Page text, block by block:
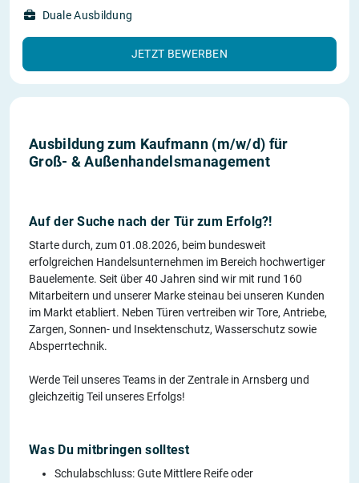
Duale Ausbildung
JETZT BEWERBEN
Ausbildung zum Kaufmann (m/w/d) für
Groß- & Außenhandelsmanagement
Auf der Suche nach der Tür zum Erfolg?!
Starte durch, zum 01.08.2026, beim bundesweit
erfolgreichen Handelsunternehmen im Bereich hochwertiger
Bauelemente. Seit über 40 Jahren sind wir mit rund 160
Mitarbeitern und unserer Marke steinau bei unseren Kunden
im Markt etabliert. Neben Türen vertreiben wir Tore, Antriebe,
Zargen, Sonnen- und Insektenschutz, Wasserschutz sowie
Absperrtechnik.
Werde Teil unseres Teams in der Zentrale in Arnsberg und
gleichzeitig Teil unseres Erfolgs!
Was Du mitbringen solltest
Schulabschluss: Gute Mittlere Reife oder